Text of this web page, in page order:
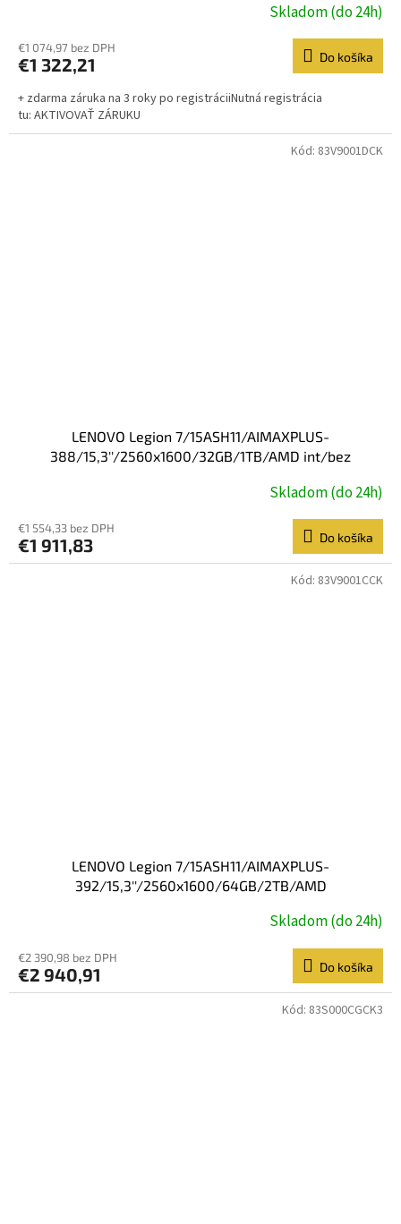
Skladom (do 24h)
€1 074,97 bez DPH
€1 322,21 Do košíka
+ zdarma záruka na 3 roky po registráciiNutná registrácia
tu: AKTIVOVAŤ ZÁRUKU
LENOVO Legion 7/15ASH11/AIMAXPLUS-
388/15,3''/2560x1600/32GB/1TB/AMD int/bez
Skladom (do 24h)
€1 554,33 bez DPH
€1 911,83 Do košíka
Kód: 83V9001DCK
LENOVO Legion 7/15ASH11/AIMAXPLUS-
392/15,3''/2560x1600/64GB/2TB/AMD
Skladom (do 24h)
€2 390,98 bez DPH
€2 940,91 Do košíka
Kód: 83V9001CCK
Kód: 83S000CGCK3